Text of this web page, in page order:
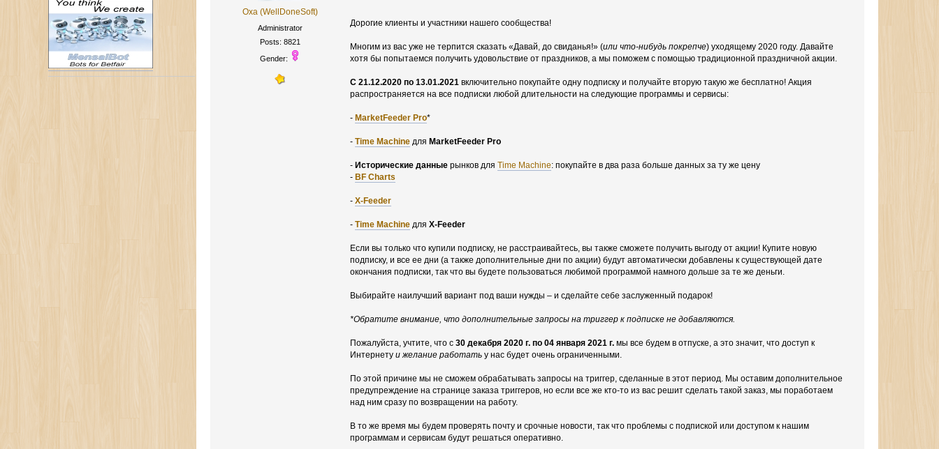
Oxa (WellDoneSoft)
Administrator
Posts: 8821
Gender:
Дорогие клиенты и участники нашего сообщества!
Многим из вас уже не терпится сказать «Давай, до свиданья!» (или что-нибудь покрепче) уходящему 2020 году. Давайте
хотя бы попытаемся получить удовольствие от праздников, а мы поможем с помощью традиционной праздничной акции.
С 21.12.2020 по 13.01.2021включительно покупайте одну подписку и получайте вторую такую же бесплатно! Акция
распространяется на все подписки любой длительности на следующие программы и сервисы:
- MarketFeeder Pro*
- Time Machineдля MarketFeeder Pro
- Исторические данныерынков для Time Machine: покупайте в два раза больше данных за ту же цену
- BF Charts
- X-Feeder
- Time Machineдля X-Feeder
Если вы только что купили подписку, не расстраивайтесь, вы также сможете получить выгоду от акции! Купите новую
подписку, и все ее дни (а также дополнительные дни по акции) будут автоматически добавлены к существующей дате
окончания подписки, так что вы будете пользоваться любимой программой намного дольше за те же деньги.
Выбирайте наилучший вариант под ваши нужды – и сделайте себе заслуженный подарок!
*Обратите внимание, что дополнительные запросы на триггер к подписке не добавляются.
Пожалуйста, учтите, что с 30 декабря 2020 г. по 04 января 2021 г.мы все будем в отпуске, а это значит, что доступ к
Интернету и желание работатьу нас будет очень ограниченными.
По этой причине мы не сможем обрабатывать запросы на триггер, сделанные в этот период. Мы оставим дополнительное
предупреждение на странице заказа триггеров, но если все же кто-то из вас решит сделать такой заказ, мы поработаем
над ним сразу по возвращении на работу.
В то же время мы будем проверять почту и срочные новости, так что проблемы с подпиской или доступом к нашим
программам и сервисам будут решаться оперативно.